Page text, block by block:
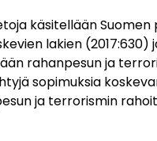
käsitellään
lakien (2017:630)
rahanpesun ja
sopimuksia
ja terrorismin